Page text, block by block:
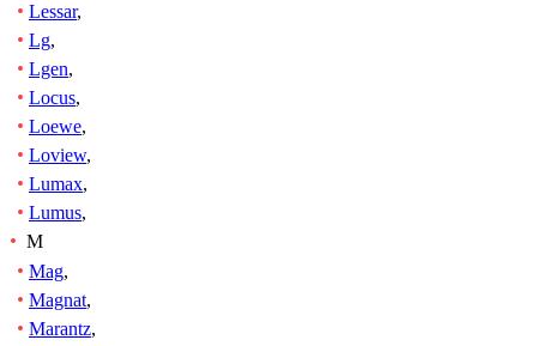
Lessar,
Lg,
Lgen,
Locus,
Loewe,
Loview,
Lumax,
Lumus,
M
Mag,
Magnat,
Marantz,